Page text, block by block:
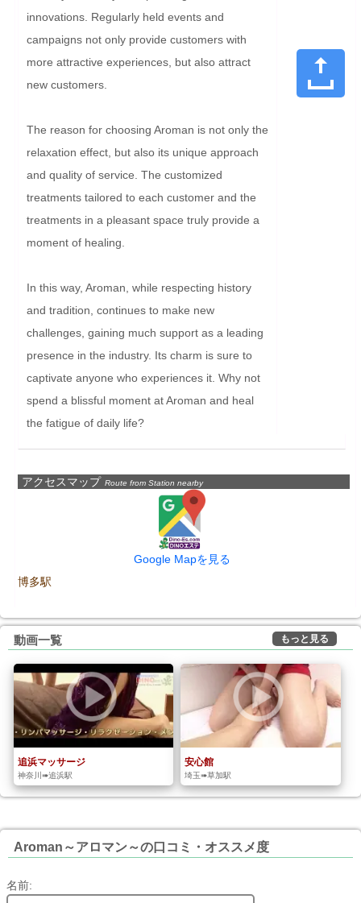
innovations. Regularly held events and
campaigns not only provide customers with
more attractive experiences, but also attract
new customers.
The reason for choosing Aroman is not only the
relaxation effect, but also its unique approach
and quality of service. The customized
treatments tailored to each customer and the
treatments in a pleasant space truly provide a
moment of healing.
In this way, Aroman, while respecting history
and tradition, continues to make new
challenges, gaining much support as a leading
presence in the industry. Its charm is sure to
captivate anyone who experiences it. Why not
spend a blissful moment at Aroman and heal
the fatigue of daily life?
アクセスマップ Route from Station nearby
Google Mapを見る
博多駅
動画一覧 もっと見る
追浜マッサージ
神奈川➠追浜駅
安心館
埼玉➠草加駅
Aroman～アロマン～の口コミ・オススメ度
名前: